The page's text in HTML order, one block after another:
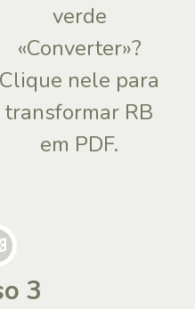
verde
«Converter»?
Clique nele para
transformar RB
em PDF.
3